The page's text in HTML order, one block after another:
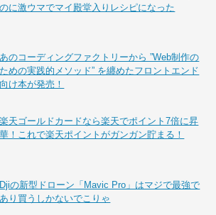
のに激ウマでマイ殿堂入りレシピになった
あのコーディングファクトリーから ”Web制作の
ための実践的メソッド” を纏めたフロントエンド
向け本が発売！
楽天ゴールドカードなら楽天でポイント7倍に昇
華！これで楽天ポイントがガンガン貯まる！
Djiの新型ドローン「Mavic Pro」はマジで最強で
あり買うしかないでこりゃ